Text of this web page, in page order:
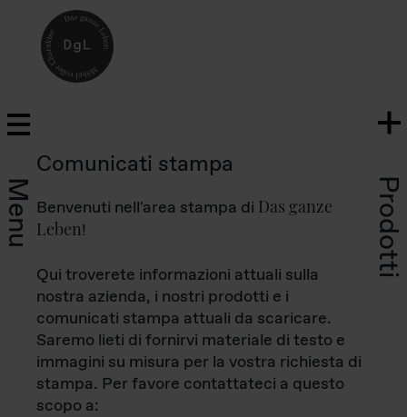
Menu Prodotti
Comunicati stampa
Benvenuti nell'area stampa di Das ganze
Leben!
Qui troverete informazioni attuali sulla
nostra azienda, i nostri prodotti e i
comunicati stampa attuali da scaricare.
Saremo lieti di fornirvi materiale di testo e
immagini su misura per la vostra richiesta di
stampa. Per favore contattateci a questo
scopo a: